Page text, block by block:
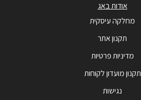
אודות באג
מחלקה עיסקית
תקנון אתר
מדיניות פרטיות
תקנון מועדון לקוחות
נגישות